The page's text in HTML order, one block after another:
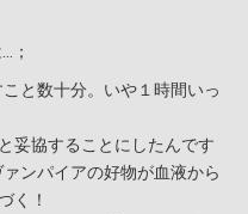
と数十分。いや１時間いっ
妥協することにしたんです
ンパイアの好物が血液から
く！